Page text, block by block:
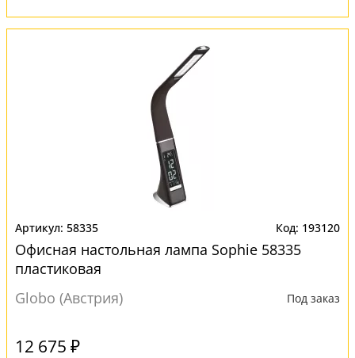
58335 193120
Офисная настольная лампа Sophie 58335
пластиковая
Globo (Австрия)
Под заказ
12 675 ₽